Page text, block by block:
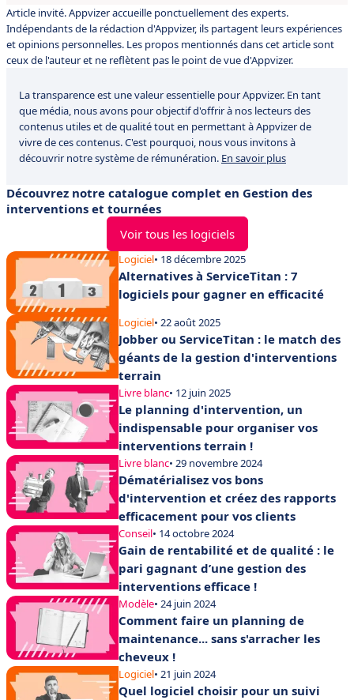
Article invité. Appvizer accueille ponctuellement des experts.
Indépendants de la rédaction d'Appvizer, ils partagent leurs expériences
et opinions personnelles. Les propos mentionnés dans cet article sont
ceux de l'auteur et ne reflètent pas le point de vue d'Appvizer.
La transparence est une valeur essentielle pour Appvizer. En tant
que média, nous avons pour objectif d'offrir à nos lecteurs des
contenus utiles et de qualité tout en permettant à Appvizer de
vivre de ces contenus. C'est pourquoi, nous vous invitons à
découvrir notre système de rémunération. En savoir plus
Découvrez notre catalogue complet en Gestion des
interventions et tournées
Voir tous les logiciels
Logiciel• 18 décembre 2025
Alternatives à ServiceTitan : 7
logiciels pour gagner en efficacité
Logiciel• 22 août 2025
Jobber ou ServiceTitan : le match des
géants de la gestion d'interventions
terrain
Livre blanc• 12 juin 2025
Le planning d'intervention, un
indispensable pour organiser vos
interventions terrain !
Livre blanc• 29 novembre 2024
Dématérialisez vos bons
d'intervention et créez des rapports
efficacement pour vos clients
Conseil• 14 octobre 2024
Gain de rentabilité et de qualité : le
pari gagnant d’une gestion des
interventions efficace !
Modèle• 24 juin 2024
Comment faire un planning de
maintenance... sans s'arracher les
cheveux !
Logiciel• 21 juin 2024
Quel logiciel choisir pour un suivi